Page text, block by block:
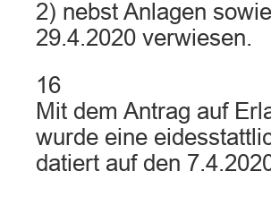
2) nebst Anlagen
29.4.2020 verwiesen.
16
Mit dem Antrag auf
wurde eine
datiert auf den